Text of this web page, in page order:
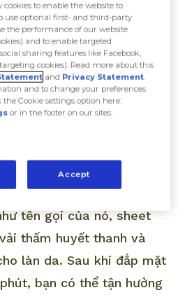
bắt nguồn từ Hàn Quốc -
làm đẹp phát triển bậc
tên gọi của nó, sheet
thấm huyết thanh và
làn da. Sau khi đắp mặt
bạn có thể tận hưởng
cookies to enable the website to
use optional first- and third-party
the performance of our website
and to enable targeted
sharing features like Facebook,
cookies). Read more about this
and Privacy Statement.
and to change your preferences
Cookie settings option here:
or in the footer on our sites.
Accept